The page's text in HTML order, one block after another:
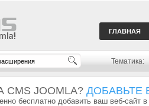
ГЛАВНАЯ
Тематика:
JOOMLA? ДОБАВЬТЕ
бесплатно добавить ваш веб-сайт